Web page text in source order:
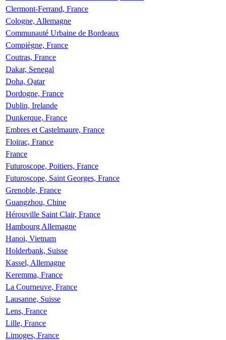
Clermont-Ferrand, France
Cologne, Allemagne
Communauté Urbaine de Bordeaux
Compiègne, France
Coutras, France
Dakar, Senegal
Doha, Qatar
Dordogne, France
Dublin, Irelande
Dunkerque, France
Embres et Castelmaure, France
Floirac, France
France
Futuroscope, Poitiers, France
Futuroscope, Saint Georges, France
Grenoble, France
Guangzhou, Chine
Hérouville Saint Clair, France
Hambourg Allemagne
Hanoi, Vietnam
Holderbank, Suisse
Kassel, Allemagne
Keremma, France
La Courneuve, France
Lausanne, Suisse
Lens, France
Lille, France
Limoges, France